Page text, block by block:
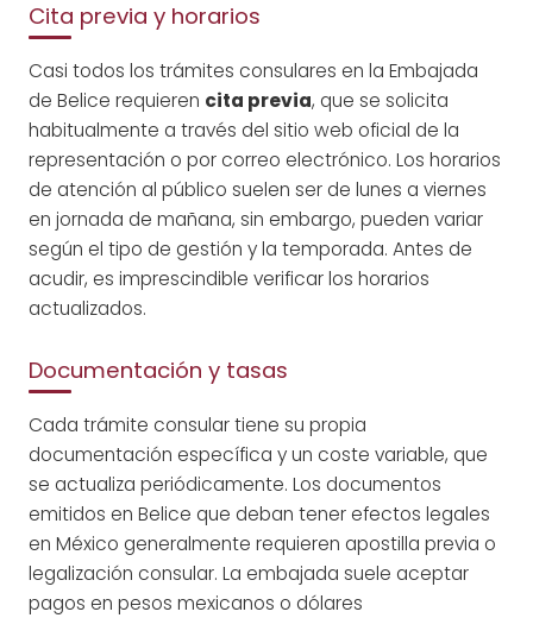
Cita previa y horarios
Casi todos los trámites consulares en la Embajada
de Belice requieren cita previa, que se solicita
habitualmente a través del sitio web oficial de la
representación o por correo electrónico. Los horarios
de atención al público suelen ser de lunes a viernes
en jornada de mañana, sin embargo, pueden variar
según el tipo de gestión y la temporada. Antes de
acudir, es imprescindible verificar los horarios
actualizados.
Documentación y tasas
Cada trámite consular tiene su propia
documentación específica y un coste variable, que
se actualiza periódicamente. Los documentos
emitidos en Belice que deban tener efectos legales
en México generalmente requieren apostilla previa o
legalización consular. La embajada suele aceptar
pagos en pesos mexicanos o dólares